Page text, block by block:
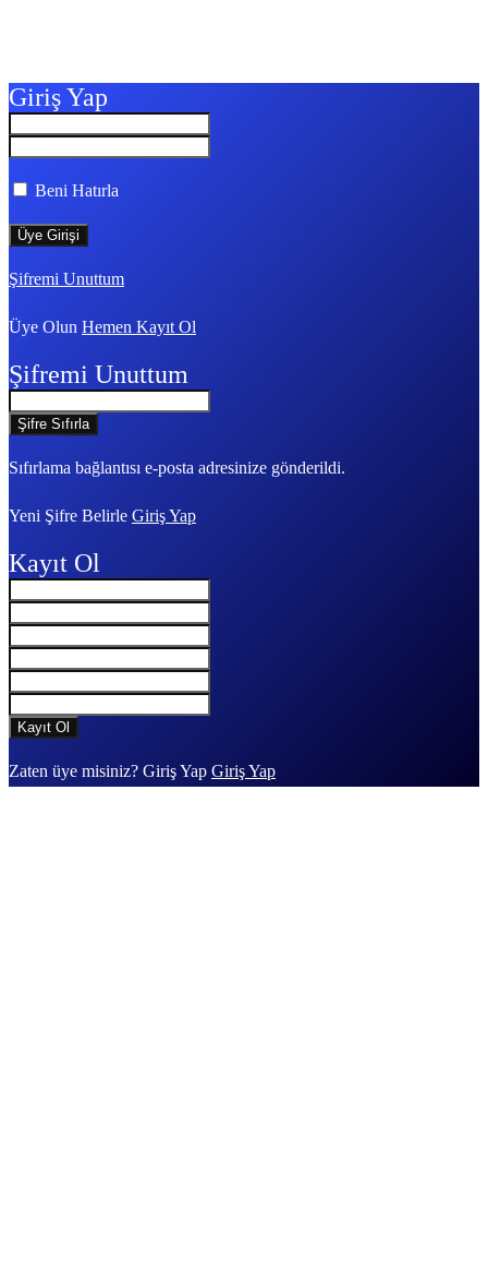
Giriş Yap
Beni Hatırla
Şifremi Unuttum
Üye Olun Hemen Kayıt Ol
Şifremi Unuttum
Sıfırlama bağlantısı e-posta adresinize gönderildi.
Yeni Şifre Belirle Giriş Yap
Kayıt Ol
Zaten üye misiniz? Giriş Yap Giriş Yap